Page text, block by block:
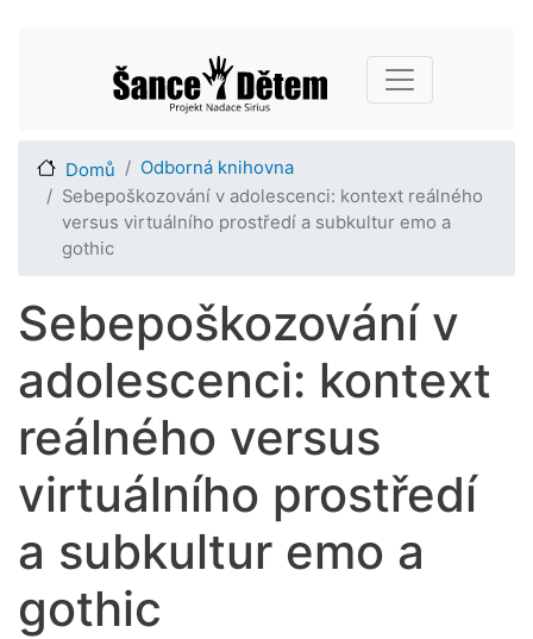
hlavnímu
obsahu
Main navigation
Domů
Odborná knihovna
Sebepoškozování v adolescenci: kontext reálného
versus virtuálního prostředí a subkultur emo a
gothic
Sebepoškozování v
adolescenci: kontext
reálného versus
virtuálního prostředí
a subkultur emo a
gothic